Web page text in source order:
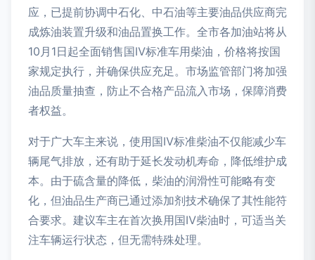
应，已提前协调中石化、中石油等主要油品供应商完
成炼油装置升级和油品置换工作。全市各加油站将从
10月1日起全面销售国Ⅳ标准车用柴油，价格将按国
家规定执行，并确保供应充足。市场监管部门将加强
油品质量抽查，防止不合格产品流入市场，保障消费
者权益。
对于广大车主来说，使用国Ⅳ标准柴油不仅能减少车
辆尾气排放，还有助于延长发动机寿命，降低维护成
本。由于硫含量的降低，柴油的润滑性可能略有变
化，但油品生产商已通过添加剂技术确保了其性能符
合要求。建议车主在首次换用国Ⅳ柴油时，可适当关
注车辆运行状态，但无需特殊处理。